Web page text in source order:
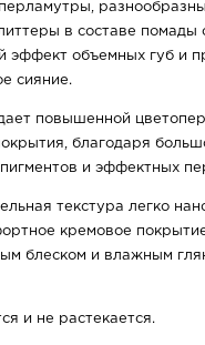
в составе помады
эффект объемных губ и
сияние.
повышенной
благодаря
и эффектных
текстура легко
кремовое
блеском и влажным
и не растекается.